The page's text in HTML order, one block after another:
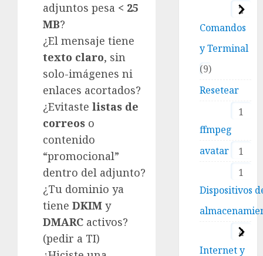
adjuntos pesa < 25
MB?
¿El mensaje tiene
texto claro, sin
solo-imágenes ni
enlaces acortados?
¿Evitaste listas de
correos o
contenido
“promocional”
dentro del adjunto?
¿Tu dominio ya
tiene DKIM y
DMARC activos?
(pedir a TI)
2
Comandos
y Terminal
9
Resetear
1
ffmpeg
1
avatar
1
Dispositivos
4
Internet y